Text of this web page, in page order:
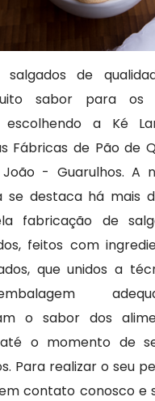
salgados de
sabor para os
escolhendo a Ké
Fábricas de Pão de
- Guarulhos. A
se destaca há mais
fabricação de
feitos com
que unidos a
o sabor dos
o momento de
Para realizar o seu
contato conosco e